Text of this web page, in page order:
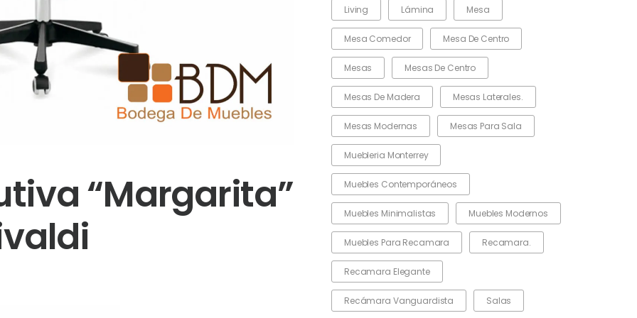
Living Lámina Mesa
Mesa Comedor Mesa De Centro
Mesas Mesas De Centro
Mesas De Madera Mesas Laterales.
Mesas Modernas Mesas Para Sala
Muebleria Monterrey
Muebles Contemporáneos
Muebles Minimalistas Muebles Modernos
Muebles Para Recamara Recamara.
Recamara Elegante
Recámara Vanguardista Salas
“Margarita”